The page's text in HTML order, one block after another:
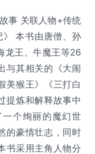
事 关联人物+传统
本书由唐僧、孙
龙王、牛魔王等26
与其相关的《大闹
美猴王》《三打白
提炼和解释故事中
个绚丽的魔幻世
的豪情壮志，同时
书采用主角人物分